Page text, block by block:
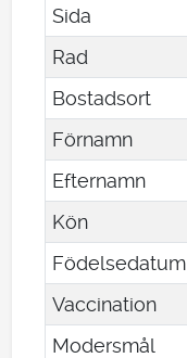
Sida
Rad
Bostadsort
Förnamn
Efternamn
Kön
Födelsedatum
Vaccination
Modersmål